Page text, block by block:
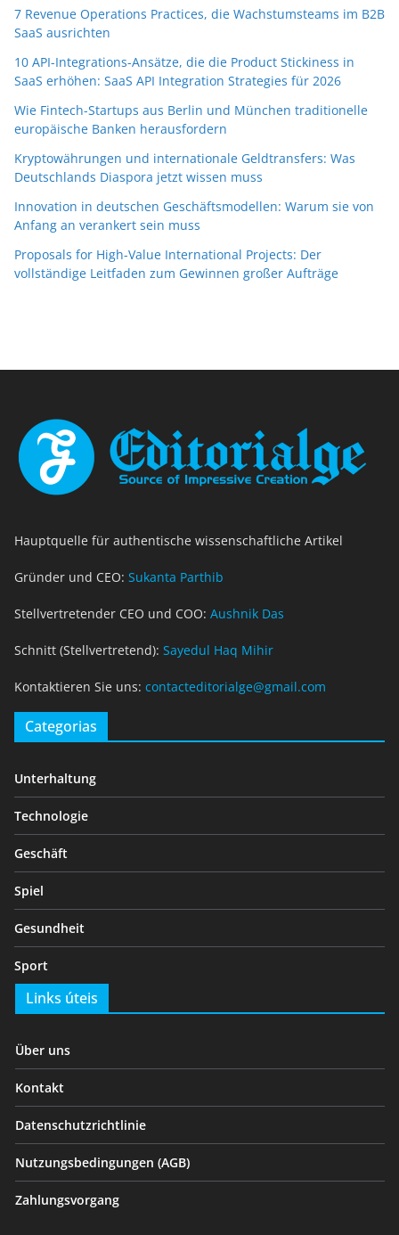
7 Revenue Operations Practices, die Wachstumsteams im B2B
SaaS ausrichten
10 API-Integrations-Ansätze, die die Product Stickiness in
SaaS erhöhen: SaaS API Integration Strategies für 2026
Wie Fintech-Startups aus Berlin und München traditionelle
europäische Banken herausfordern
Kryptowährungen und internationale Geldtransfers: Was
Deutschlands Diaspora jetzt wissen muss
Innovation in deutschen Geschäftsmodellen: Warum sie von
Anfang an verankert sein muss
Proposals for High-Value International Projects: Der
vollständige Leitfaden zum Gewinnen großer Aufträge
Hauptquelle für authentische wissenschaftliche Artikel
Gründer und CEO: Sukanta Parthib
Stellvertretender CEO und COO: Aushnik Das
Schnitt (Stellvertretend): Sayedul Haq Mihir
Kontaktieren Sie uns: contacteditorialge@gmail.com
Categorias
Unterhaltung
Technologie
Geschäft
Spiel
Gesundheit
Sport
Links úteis
Über uns
Kontakt
Datenschutzrichtlinie
Nutzungsbedingungen (AGB)
Zahlungsvorgang